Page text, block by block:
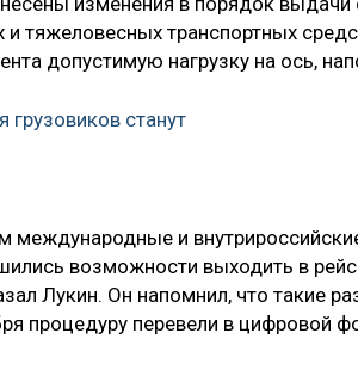
тяжеловесных транспортных
допустимую нагрузку на ось,
станут
международные и
возможности выходить в
Лукин. Он напомнил, что такие
процедуру перевели в цифровой